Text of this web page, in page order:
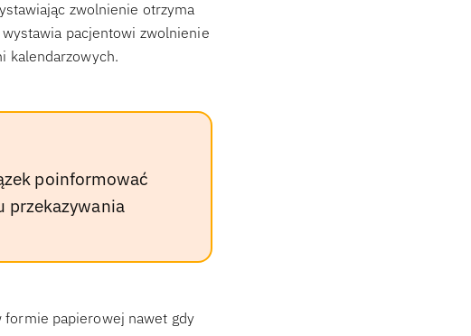
zwolnienie otrzyma
pacjentowi zwolnienie
kalendarzowych.
poinformować
przekazywania
formie papierowej nawet gdy